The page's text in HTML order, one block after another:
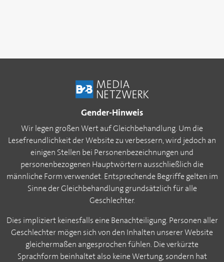
Gender-Hinweis
Wir legen großen Wert auf Gleichbehandlung. Um die
Lesefreundlichkeit der Website zu verbessern, wird jedoch an
einigen Stellen bei Personenbezeichnungen und
personenbezogenen Hauptwörtern ausschließlich die
männliche Form verwendet. Entsprechende Begriffe gelten im
Sinne der Gleichbehandlung grundsätzlich für alle
Geschlechter.
Dies impliziert keinesfalls eine Benachteiligung. Personen aller
Geschlechter mögen sich von den Inhalten unserer Website
gleichermaßen angesprochen fühlen. Die verkürzte
Sprachform beinhaltet also keine Wertung, sondern hat